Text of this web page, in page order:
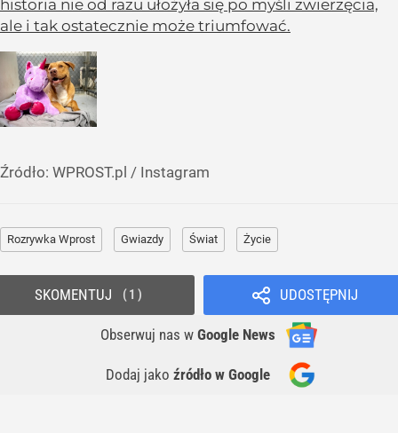
historia nie od razu ułożyła się po myśli zwierzęcia,
ale i tak ostatecznie może triumfować.
Źródło: WPROST.pl / Instagram
Rozrywka Wprost Gwiazdy Świat Życie
UDOSTĘPNIJ
Obserwuj nas w Google News
Dodaj jako źródło w Google
SKOMENTUJ 1